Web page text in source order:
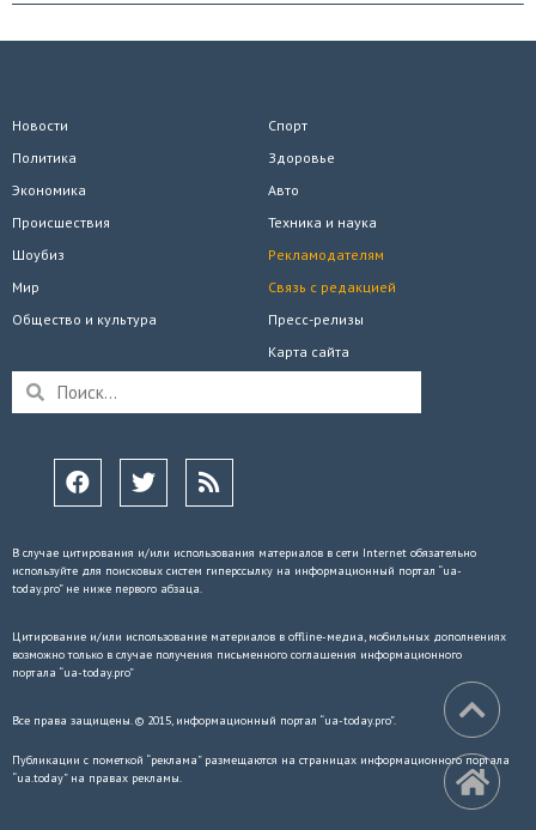
Новости
Политика
Экономика
Происшествия
Спорт
Здоровье
Авто
Техника и наука
Шоубиз
Мир
Общество и культура
Рекламодателям
Связь с редакцией
Пресс-релизы
Карта сайта
В случае цитирования и/или использования материалов в сети Internet обязательно
используйте для поисковых систем гиперссылку на информационный портал “ua-
today.pro” не ниже первого абзаца.
Цитирование и/или использование материалов в offline-медиа, мобильных дополнениях
возможно только в случае получения письменного соглашения информационного
портала “ua-today.pro”
Все права защищены. © 2015, информационный портал “ua-today.pro”.
Публикации с пометкой “реклама” размещаются на страницах информационного портала
“ua.today” на правах рекламы.